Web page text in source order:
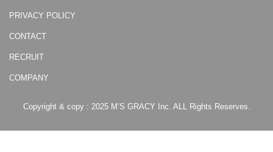
PRIVACY POLICY
CONTACT
RECRUIT
COMPANY
Copyright & copy : 2025 M’S GRACY Inc. ALL Rights Reserves.